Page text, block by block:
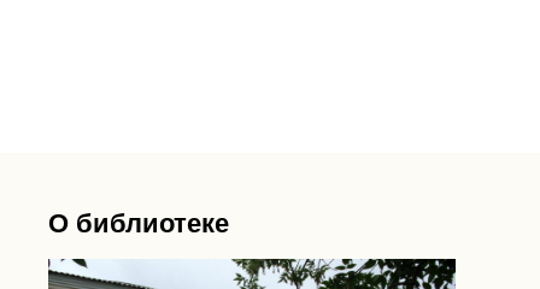
О библиотеке